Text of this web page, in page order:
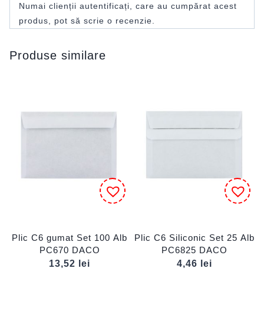
Numai clienții autentificați, care au cumpărat acest
produs, pot să scrie o recenzie.
Produse similare
Plic C6 gumat Set 100 Alb
PC670 DACO
13,52
lei
Plic C6 Siliconic Set 25 Alb
PC6825 DACO
4,46
lei